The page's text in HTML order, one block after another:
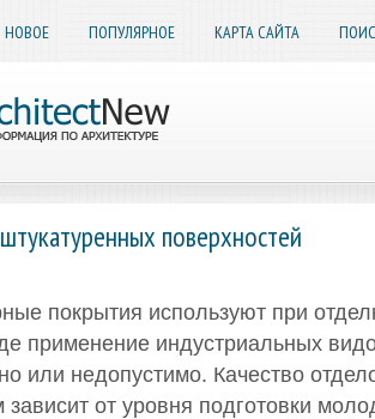
НОВОЕ ПОПУЛЯРНОЕ КАРТА САЙТА
поверхностей
покрытия используют при
применение индустриальных
или недопустимо. Качество
зависит от уровня подготовки